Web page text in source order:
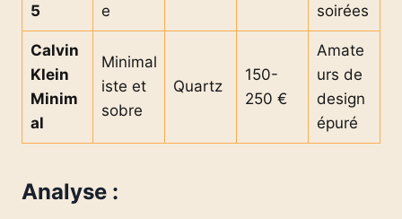
5
e
soirées
Calvin
Klein
Minim
al
Minimal
iste et
sobre
Quartz
150-
250 €
Amate
urs de
design
épuré
Analyse :